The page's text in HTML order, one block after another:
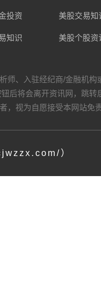
投资
知识
美股交易知
美股个股资
师、入驻经纪商/金融机
后将会离开资讯网，跳
，视为自愿接受本网站免
）